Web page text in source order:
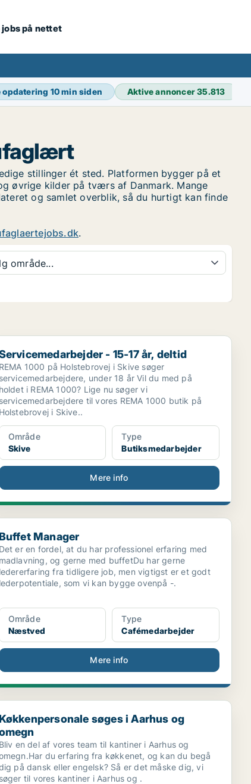
på nettet
opdatering 10 min siden Aktive annoncer35.813
stillinger ét sted. Platformen bygger på et
øvrige kilder på tværs af Danmark. Mange
og samlet overblik, så du hurtigt kan finde
.
område...
- 15-17 år, deltid
- 15-17 år, deltid
REMA 1000 på Holstebrovej i Skive søger
servicemedarbejdere, under 18 år Vil du med på
holdet i REMA 1000? Lige nu søger vi
servicemedarbejdere til vores REMA 1000 butik på
Holstebrovej i Skive..
Område
Skive
Type
Butiksmedarbejder
Mere info
Manager
Manager
Det er en fordel, at du har professionel erfaring med
madlavning, og gerne med buffetDu har gerne
ledererfaring fra tidligere job, men vigtigst er et godt
lederpotentiale, som vi kan bygge ovenpå -.
Område
Næstved
Type
Cafémedarbejder
Mere info
søges i Aarhus og omegn
søges i Aarhus og
Bliv en del af vores team til kantiner i Aarhus og
du erfaring fra køkkenet, og kan du begå
på dansk eller engelsk? Så er det måske dig, vi
søger til vores kantiner i Aarhus og .